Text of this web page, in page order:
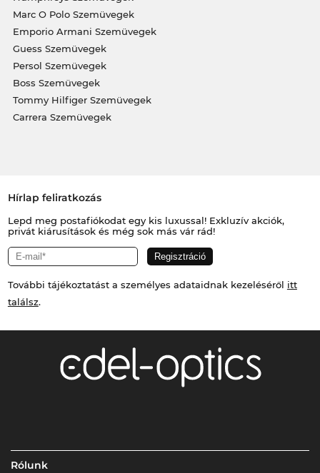
Marc O Polo Szemüvegek
Emporio Armani Szemüvegek
Guess Szemüvegek
Persol Szemüvegek
Boss Szemüvegek
Tommy Hilfiger Szemüvegek
Carrera Szemüvegek
Hírlap feliratkozás
Lepd meg postafiókodat egy kis luxussal! Exkluzív akciók,
privát kiárusítások és még sok más vár rád!
További tájékoztatást a személyes adataidnak kezeléséről itt
találsz.
Rólunk